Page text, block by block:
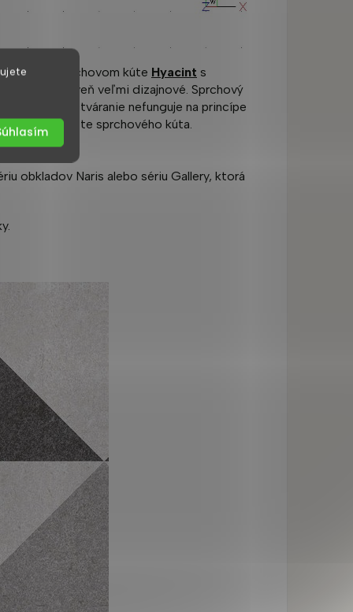
V sprchovom kúte Hyacint s
a zároveň veľmi dizajnové. Sprchový
Otváranie nefunguje na princípe
priebežnej lište sprchového kúta.
obkladov Naris alebo sériu Gallery, ktorá